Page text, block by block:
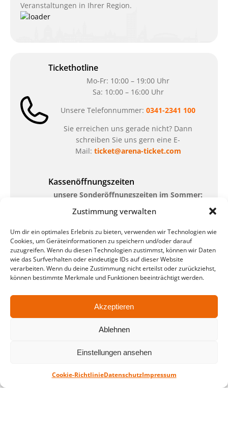
Zustimmung verwalten
Um dir ein optimales Erlebnis zu bieten, verwenden wir Technologien wie
Cookies, um Geräteinformationen zu speichern und/oder darauf
zuzugreifen. Wenn du diesen Technologien zustimmst, können wir Daten
wie das Surfverhalten oder eindeutige IDs auf dieser Website
verarbeiten. Wenn du deine Zustimmung nicht erteilst oder zurückziehst,
können bestimmte Merkmale und Funktionen beeinträchtigt werden.
Akzeptieren
Ablehnen
Einstellungen ansehen
Cookie-RichtlinieDatenschutzImpressum
Veranstaltungen in Ihrer Region.
Tickethotline
Mo-Fr: 10:00 – 19:00 Uhr
Sa: 10:00 – 16:00 Uhr
Unsere Telefonnummer: 0341-2341 100
Sie erreichen uns gerade nicht? Dann
schreiben Sie uns gern eine E-
Mail: ticket@arena-ticket.com
Kassenöffnungszeiten
unsere Sonderöffnungszeiten im Sommer:
in der Zeit vom 06.07. – 07.08.2026
Montag – Freitag: 10-18 Uhr Samstag:
geschlossen
Standort
QUARTERBACK Immobilien ARENA
Am Sportforum 2, 04105 Leipzig
Nahverkehr: Straßenbahn Linien 3, 4, 7, 8, 15
Parken ist während des Ticketkaufs möglich.